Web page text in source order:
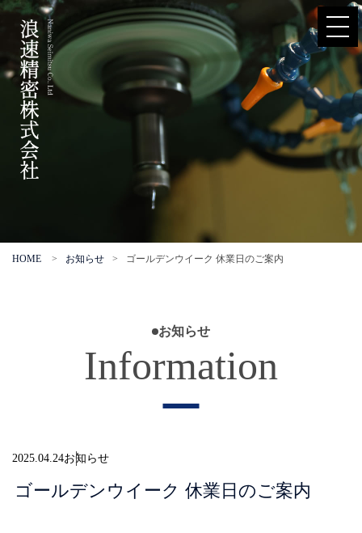
HOME > お知らせ > ゴールデンウイーク 休業日のご案内
お知らせ
Information
2025.04.24お知らせ
ゴールデンウイーク 休業日のご案内